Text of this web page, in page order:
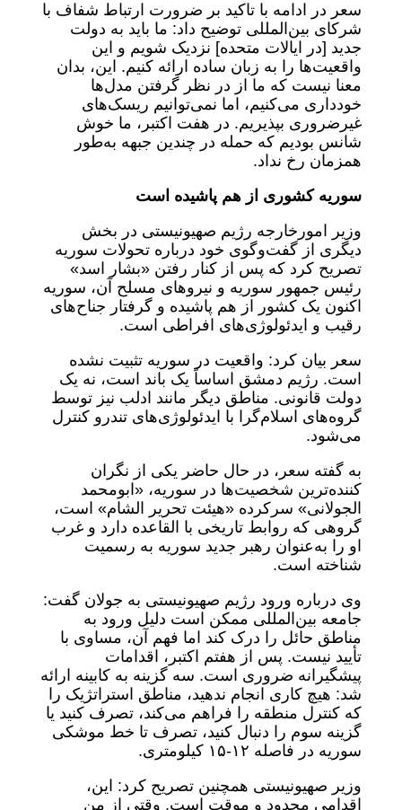
سعر در ادامه با تاکید بر ضرورت ارتباط شفاف با
شرکای بین‌المللی توضیح داد: ما باید به دولت
جدید [در ایالات متحده] نزدیک شویم و این
واقعیت‌ها را به زبان ساده ارائه کنیم. این، بدان
معنا نیست که ما از در نظر گرفتن مدل‌ها
خودداری می‌کنیم، اما نمی‌توانیم ریسک‌های
غیرضروری بپذیریم. در هفت اکتبر، ما خوش
شانس بودیم که حمله در چندین جبهه به‌طور
همزمان رخ نداد.
سوریه کشوری از هم پاشیده است
وزیر امورخارجه رژیم صهیونیستی در بخش
دیگری از گفت‌وگوی خود درباره تحولات سوریه
تصریح کرد که پس از کنار رفتن «بشار اسد»
رئیس جمهور سوریه و نیروهای مسلح آن، سوریه
اکنون یک کشور از هم پاشیده و گرفتار جناح‌های
رقیب و ایدئولوژی‌های افراطی است.
سعر بیان کرد: واقعیت در سوریه تثبیت نشده
است. رژیم دمشق اساساً یک باند است، نه یک
دولت قانونی. مناطق دیگر مانند ادلب نیز توسط
گروه‌های اسلام‌گرا با ایدئولوژی‌های تندرو کنترل
می‌شود.
به گفته سعر، در حال حاضر یکی از نگران
کننده‌ترین شخصیت‌ها در سوریه، «ابومحمد
الجولانی» سرکرده «هیئت تحریر الشام» است،
گروهی که روابط تاریخی با القاعده دارد و غرب
او را به‌عنوان رهبر جدید سوریه به رسمیت
شناخته است.
وی درباره ورود رژیم صهیونیستی به جولان گفت:
جامعه بین‌المللی ممکن است دلیل ورود به
مناطق حائل را درک کند اما فهم آن، مساوی با
تأیید نیست. پس از هفتم اکتبر، اقدامات
پیشگیرانه ضروری است. سه گزینه به کابینه ارائه
شد: هیچ کاری انجام ندهید، مناطق استراتژیک را
که کنترل منطقه را فراهم می‌کند، تصرف کنید یا
گزینه سوم را دنبال کنید، تصرف تا خط موشکی
سوریه در فاصله ۱۲-۱۵ کیلومتری.
وزیر صهیونیستی همچنین تصریح کرد: این،
اقدامی محدود و موقت است. وقتی از من